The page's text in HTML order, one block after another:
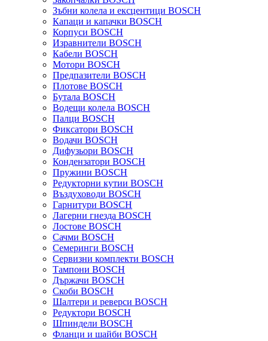
Зъбни колела и ексцентици BOSCH
Капаци и капачки BOSCH
Корпуси BOSCH
Изравнители BOSCH
Кабели BOSCH
Мотори BOSCH
Предпазители BOSCH
Плотове BOSCH
Бутала BOSCH
Водещи колела BOSCH
Палци BOSCH
Фиксатори BOSCH
Водачи BOSCH
Дифузьори BOSCH
Кондензатори BOSCH
Пружини BOSCH
Редукторни кутии BOSCH
Въздуховоди BOSCH
Гарнитури BOSCH
Лагерни гнезда BOSCH
Лостове BOSCH
Сачми BOSCH
Семеринги BOSCH
Сервизни комплекти BOSCH
Тампони BOSCH
Държачи BOSCH
Скоби BOSCH
Шалтери и реверси BOSCH
Редуктори BOSCH
Шпиндели BOSCH
Фланци и шайби BOSCH